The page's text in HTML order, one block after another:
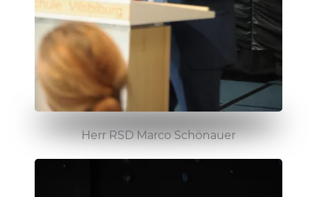
Herr RSD Marco Schönauer